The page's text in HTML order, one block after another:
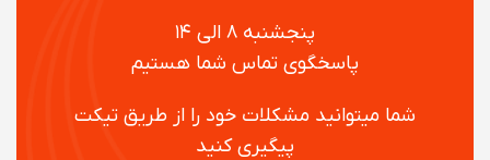
پنجشنبه ۸ الی ۱۴
پاسخگوی تماس شما هستیم
شما میتوانید مشکلات خود را از طریق تیکت
پیگیری کنید